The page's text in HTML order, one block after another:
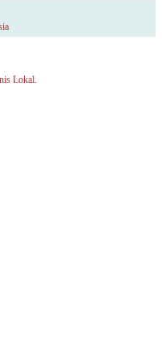
Lokal.